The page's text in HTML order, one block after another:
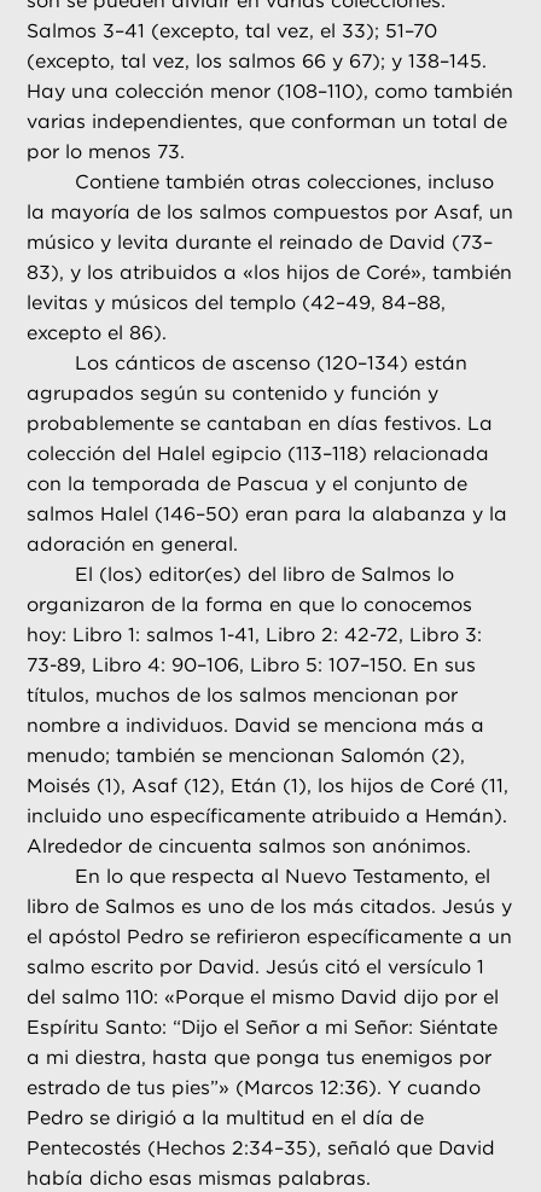
Salmos 3–41 (excepto, tal vez, el 33); 51–70
(excepto, tal vez, los salmos 66 y 67); y 138–145.
Hay una colección menor (108–110), como también
varias independientes, que conforman un total de
por lo menos 73.
Contiene también otras colecciones, incluso
la mayoría de los salmos compuestos por Asaf, un
músico y levita durante el reinado de David (73–
83), y los atribuidos a «los hijos de Coré», también
levitas y músicos del templo (42–49, 84–88,
excepto el 86).
Los cánticos de ascenso (120–134) están
agrupados según su contenido y función y
probablemente se cantaban en días festivos. La
colección del Halel egipcio (113–118) relacionada
con la temporada de Pascua y el conjunto de
salmos Halel (146–50) eran para la alabanza y la
adoración en general.
El (los) editor(es) del libro de Salmos lo
organizaron de la forma en que lo conocemos
hoy: Libro 1: salmos 1-41, Libro 2: 42-72, Libro 3:
73-89, Libro 4: 90–106, Libro 5: 107–150. En sus
títulos, muchos de los salmos mencionan por
nombre a individuos. David se menciona más a
menudo; también se mencionan Salomón (2),
Moisés (1), Asaf (12), Etán (1), los hijos de Coré (11,
incluido uno específicamente atribuido a Hemán).
Alrededor de cincuenta salmos son anónimos.
En lo que respecta al Nuevo Testamento, el
libro de Salmos es uno de los más citados. Jesús y
el apóstol Pedro se refirieron específicamente a un
salmo escrito por David. Jesús citó el versículo 1
del salmo 110: «Porque el mismo David dijo por el
Espíritu Santo: “Dijo el Señor a mi Señor: Siéntate
a mi diestra, hasta que ponga tus enemigos por
estrado de tus pies”» (Marcos 12:36). Y cuando
Pedro se dirigió a la multitud en el día de
Pentecostés (Hechos 2:34–35), señaló que David
había dicho esas mismas palabras.